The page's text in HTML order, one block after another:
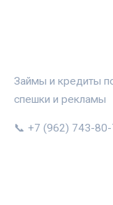
Займы и кредиты
спешки и рекламы
📞 +7 (962) 743-